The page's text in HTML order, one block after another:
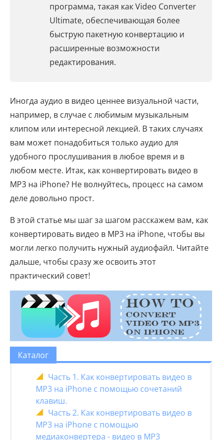
программа, такая как Video Converter
Ultimate, обеспечивающая более
быструю пакетную конвертацию и
расширенные возможности
редактирования.
Иногда аудио в видео ценнее визуальной части,
например, в случае с любимым музыкальным
клипом или интересной лекцией. В таких случаях
вам может понадобиться только аудио для
удобного прослушивания в любое время и в
любом месте. Итак, как конвертировать видео в
MP3 на iPhone? Не волнуйтесь, процесс на самом
деле довольно прост.
В этой статье мы шаг за шагом расскажем вам, как
конвертировать видео в MP3 на iPhone, чтобы вы
могли легко получить нужный аудиофайл. Читайте
дальше, чтобы сразу же освоить этот
практический совет!
Каталог
Часть 1. Как конвертировать видео в
MP3 на iPhone с помощью сочетаний
клавиш.
Часть 2. Как конвертировать видео в
MP3 на iPhone с помощью
медиаконвертера - видео в MP3